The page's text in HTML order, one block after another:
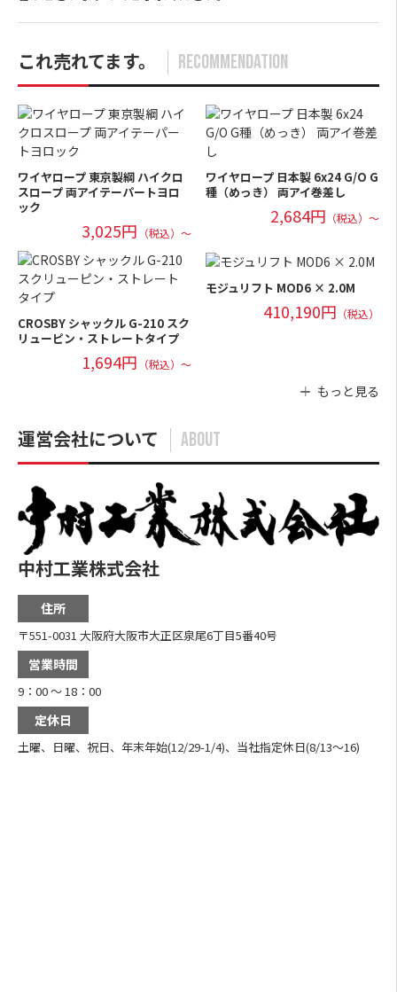
これ売れてます。 RECOMMENDATION
ワイヤロープ 東京製綱 ハイクロ
スロープ 両アイテーパートヨロ
ック
3,025円 （税込）～
ワイヤロープ 日本製 6x24 G/O G
種（めっき） 両アイ巻差し
2,684円 （税込）～
CROSBY シャックル G-210 スク
リューピン・ストレートタイプ
1,694円 （税込）～
モジュリフト MOD6 × 2.0M
410,190円 （税込）
もっと見る
運営会社について ABOUT
中村工業株式会社
住所
〒551-0031 大阪府大阪市大正区泉尾6丁目5番40号
営業時間
9：00 ～ 18：00
定休日
土曜、日曜、祝日、年末年始(12/29-1/4)、当社指定休日(8/13～16)